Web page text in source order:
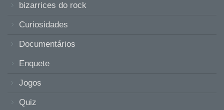
bizarrices do rock
Curiosidades
Documentários
Enquete
Jogos
Quiz